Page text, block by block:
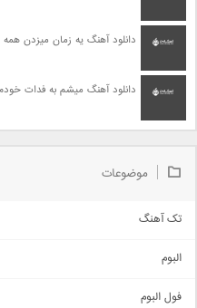
دانلود آهنگ یه زمان میزدن
دانلود آهنگ میشم به فدات
موضوعات
تک آهنگ
اجتماعی
البوم
فول البوم